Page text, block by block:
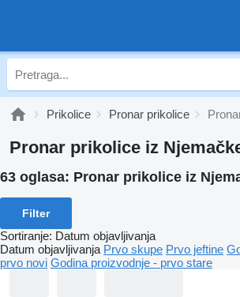
Prikolice Pronar prikolice
Pronar prikolice iz
63 oglasa: Pronar prikolice iz
Filter
Sortiranje: Datum objavljivanja
Datum objavljivanja Prvo skupe Prvo jeftine
prvo novi Godina proizvodnje - prvo stare